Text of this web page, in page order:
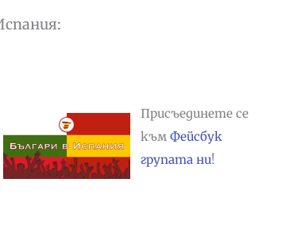
Присъединете се
къмФейсбук
групата ни!